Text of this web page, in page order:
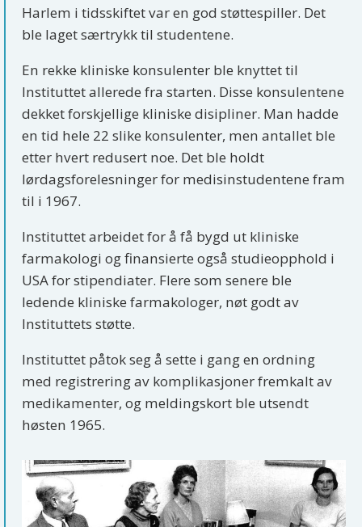
Harlem i tidsskiftet var en god støttespiller. Det
ble laget særtrykk til studentene.
En rekke kliniske konsulenter ble knyttet til
Instituttet allerede fra starten. Disse konsulentene
dekket forskjellige kliniske disipliner. Man hadde
en tid hele 22 slike konsulenter, men antallet ble
etter hvert redusert noe. Det ble holdt
lørdagsforelesninger for medisinstudentene fram
til i 1967.
Instituttet arbeidet for å få bygd ut kliniske
farmakologi og finansierte også studieopphold i
USA for stipendiater. Flere som senere ble
ledende kliniske farmakologer, nøt godt av
Instituttets støtte.
Instituttet påtok seg å sette i gang en ordning
med registrering av komplikasjoner fremkalt av
medikamenter, og meldingskort ble utsendt
høsten 1965.